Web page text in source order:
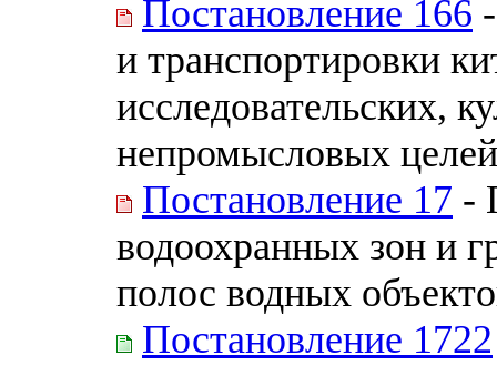
Постановление 166
и транспортировки
исследовательских,
непромысловых целей
Постановление 17 -
водоохранных зон и
полос водных
Постановление 1722